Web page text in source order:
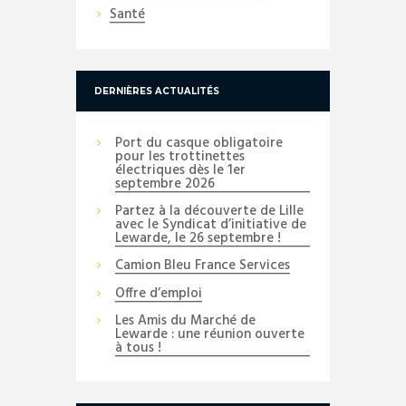
Santé
DERNIÈRES ACTUALITÉS
Port du casque obligatoire
pour les trottinettes
électriques dès le 1er
septembre 2026
Partez à la découverte de Lille
avec le Syndicat d’initiative de
Lewarde, le 26 septembre !
Camion Bleu France Services
Offre d’emploi
Les Amis du Marché de
Lewarde : une réunion ouverte
à tous !